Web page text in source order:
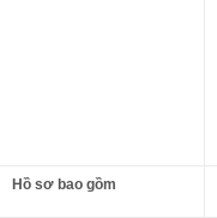
Hồ sơ bao gồm